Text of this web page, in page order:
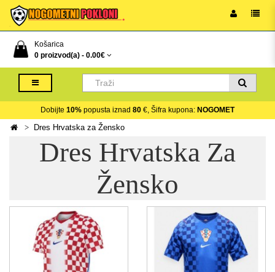
Košarica
0 proizvod(a) - 0.00€
Dobijte 10% popusta iznad 80 €, Šifra kupona: NOGOMET
Dres Hrvatska za Žensko
Dres Hrvatska Za
Žensko